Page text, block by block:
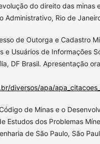
do direito das minas
Administrativo, Rio de
de Outorga e Cadastro
e Usuários de Informações
DF Brasil. Apresentação
diversos/apa/
de Minas e o
Estudos dos Problemas
de São Paulo, São